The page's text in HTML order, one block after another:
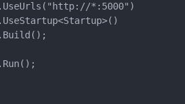
*:5000")